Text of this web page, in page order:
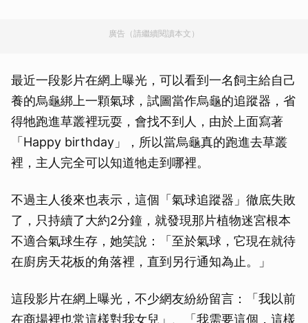
廣告（請繼續閱讀本文）
最近一段影片在網上曝光，可以看到一名飼主給自己
養的烏龜綁上一顆氣球，試圖當作烏龜的追蹤器，省
得牠跑進草叢裡玩耍，會找不到人，由於上面寫著
「Happy birthday」，所以當烏龜真的跑進去草叢
裡，主人完全可以知道牠走到哪裡。
不過主人後來也表示，這個「氣球追蹤器」徹底失敗
了，只持續了大約2分鐘，就發現那片植物迷宮根本
不適合氣球生存，她笑說：「至於氣球，它現在就待
在廚房天花板的角落裡，直到另行通知為止。」
這段影片在網上曝光，不少網友紛紛留言：「我以前
在商場裡也常這樣對我女兒」、「我需要這個，這樣